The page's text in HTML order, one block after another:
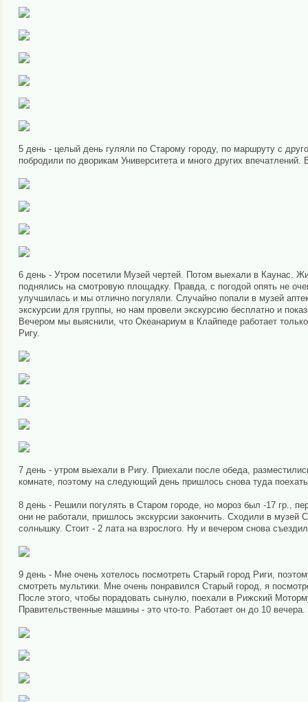
5 день - целый день гуляли по Старому городу, по маршруту с
побродили по дворикам Университета и много других
6 день - Утром посетили Музей чертей. Потом выехали в Каунас.
поднялись на смотровую площадку. Правда, с погодой опять не
улучшилась и мы отлично погуляли. Случайно попали в музей
экскурсии для группы, но нам провели экскурсию бесплатно и
Вечером мы выяснили, что Океанариум в Клайпеде работает
Ригу.
7 день - утром выехали в Ригу. Приехали после обеда,
комнате, поэтому на следующий день пришлось снова туда
8 день - Решили погулять в Старом городе, но мороз был -17 гр.,
они не работали, пришлось экскурсии закончить. Сходили в
солнышку. Стоит - 2 лата на взрослого. Ну и вечером снова
9 день - Мне очень хотелось посмотреть Старый город Риги,
смотреть мультики. Мне очень понравился Старый город, я
После этого, чтобы порадовать сынулю, поехали в Рижский
Правительственные машины - это что-то. Работает он до 10